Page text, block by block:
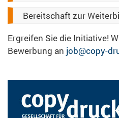
Bereitschaft zur
Ergreifen Sie die Initiative!
Bewerbung an job@copy-